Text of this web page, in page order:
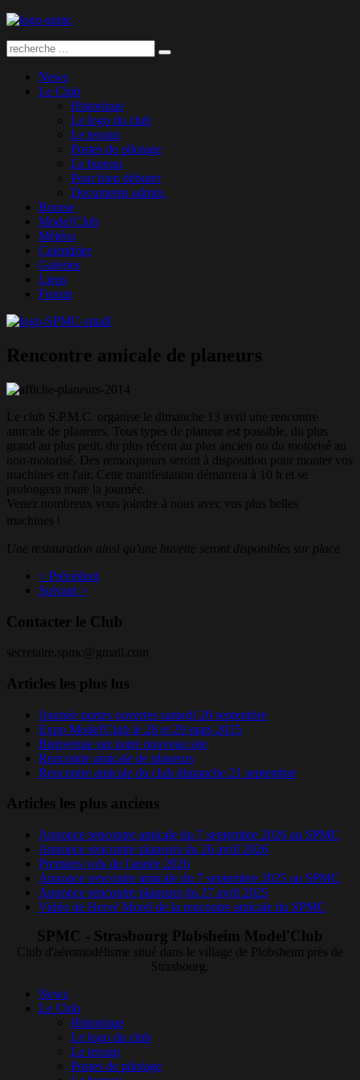
News
Le Club
Historique
Le logo du club
Le terrain
Postes de pilotage
Le bureau
Pour bien débuter
Documents admin.
Bourse
Model'Club
Météos
Calendrier
Galeries
Liens
Forum
Rencontre amicale de planeurs
Le club S.P.M.C. organise le dimanche 13 avril une rencontre
amicale de planeurs. Tous types de planeur est possible, du plus
grand au plus petit, du plus récent au plus ancien ou du motorisé au
non-motorisé. Des remorqueurs seront à disposition pour monter vos
machines en l'air. Cette manifestation démarrera à 10 h et se
prolongera toute la journée.
Venez nombreux vous joindre à nous avec vos plus belles
machines !
Une restauration ainsi qu'une buvette seront disponibles sur place
< Précédent
Suivant >
Contacter le Club
secretaire.spmc@gmail.com
Articles les plus lus
Journée portes ouvertes samedi 20 septembre
Expo Model'Club le 28 et 29 mars 2015
Bienvenue sur notre nouveau site
Rencontre amicale de planeurs
Rencontre amicale du club dimanche 21 septembre
Articles les plus anciens
Annonce rencontre amicale du 7 septembre 2026 au SPMC
Annonce rencontre planeurs du 26 avril 2026
Premiers vols de l'année 2026
Annonce rencontre amicale du 7 septembre 2025 au SPMC
Annonce rencontre planeurs du 27 avril 2025
Vidéo de Hervé Morel de la rencontre amicale du SPMC
SPMC - Strasbourg Plobsheim Model'Club
Club d'aéromodélisme situé dans le village de Plobsheim près de
Strasbourg.
News
Le Club
Historique
Le logo du club
Le terrain
Postes de pilotage